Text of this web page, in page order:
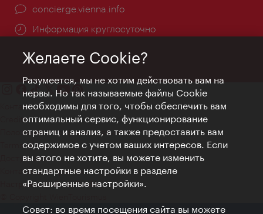
concierge.vienna.info
Информация круглосуточно
Контакт
Credits
Положение о конфиденциальности
Terms of Use
Доступность
Контакты для прессы
Настройки файлов Cookie
Желаете Cookie?
Разумеется, мы не хотим действовать вам на
нервы. Но так называемые файлы Cookie
необходимы для того, чтобы обеспечить вам
оптимальный сервис, функционирование
страниц и анализ, а также предоставить вам
содержимое с учетом ваших интересов. Если
вы этого не хотите, вы можете изменить
стандартные настройки в разделе
«Расширенные настройки».
Совет: во время посещения сайта вы можете